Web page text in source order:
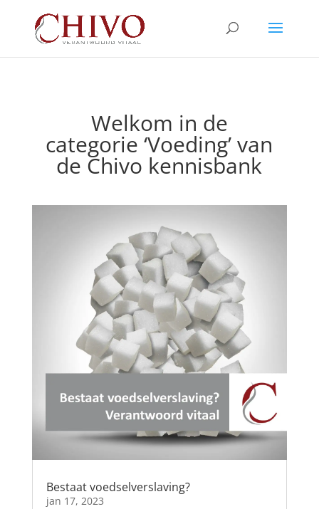
Welkom in de
categorie ‘Voeding’ van
de Chivo kennisbank
Bestaat voedselverslaving?
jan 17, 2023